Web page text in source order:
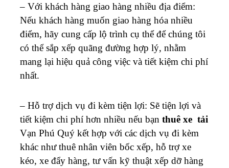
– Với khách hàng giao hàng nhiều địa điểm:
Nếu khách hàng muốn giao hàng hóa nhiều
điểm, hãy cung cấp lộ trình cụ thể để chúng tôi
có thể sắp xếp quãng đường hợp lý, nhằm
mang lại hiệu quả công việc và tiết kiệm chi phí
nhất.
– Hỗ trợ dịch vụ đi kèm tiện lợi: Sẽ tiện lợi và
tiết kiệm chi phí hơn nhiều nếu bạn thuê xe tải
Vạn Phú Quý kết hợp với các dịch vụ đi kèm
khác như thuê nhân viên bốc xếp, hỗ trợ xe
kéo, xe đẩy hàng, tư vấn kỹ thuật xếp dỡ hàng